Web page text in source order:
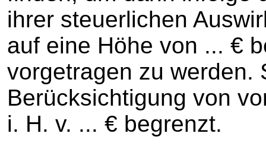
ihrer steuerlichen
auf eine Höhe von ... €
vorgetragen zu werden.
Berücksichtigung von
i. H. v. ... € begrenzt.